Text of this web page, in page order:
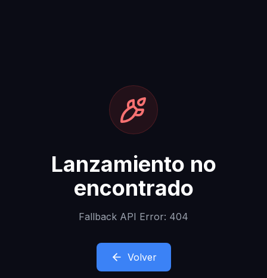
Lanzamiento no
encontrado
Fallback API Error: 404
Volver